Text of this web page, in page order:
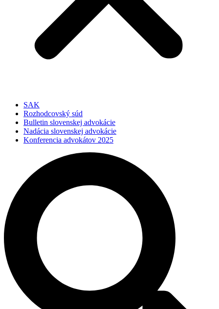
SAK
Rozhodcovský súd
Bulletin slovenskej advokácie
Nadácia slovenskej advokácie
Konferencia advokátov 2025